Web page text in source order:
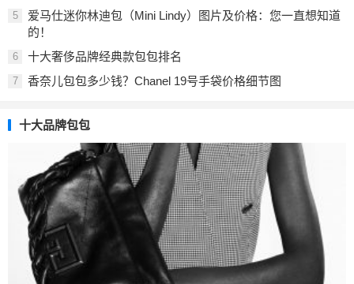
5
爱马仕迷你林迪包（Mini Lindy）图片及价格：您一直想知道
的！
6 十大奢侈品牌经典款包包排名
7 香奈儿包包多少钱？Chanel 19号手袋价格细节图
十大品牌包包